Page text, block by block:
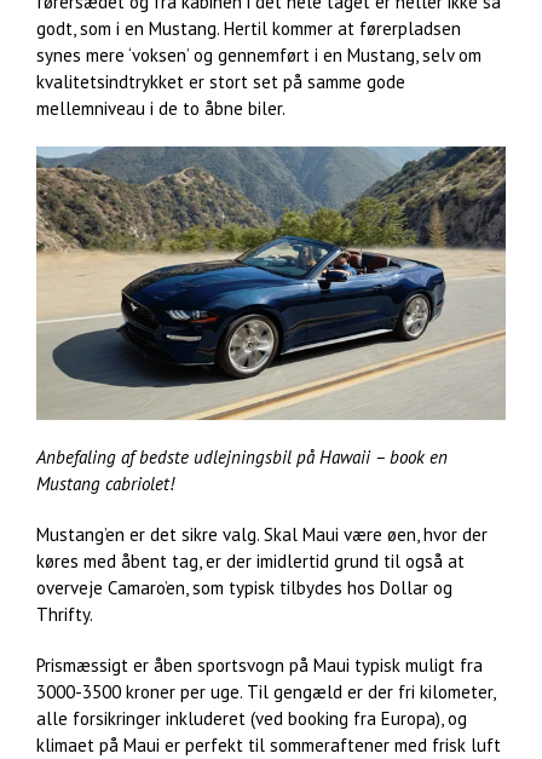
godt, som i en Mustang. Hertil kommer at førerpladsen
synes mere ‘voksen’ og gennemført i en Mustang, selv om
kvalitetsindtrykket er stort set på samme gode
mellemniveau i de to åbne biler.
Anbefaling af bedste udlejningsbil på Hawaii – book en
Mustang cabriolet!
Mustang’en er det sikre valg. Skal Maui være øen, hvor der
køres med åbent tag, er der imidlertid grund til også at
overveje Camaro’en, som typisk tilbydes hos Dollar og
Thrifty.
Prismæssigt er åben sportsvogn på Maui typisk muligt fra
3000-3500 kroner per uge. Til gengæld er der fri kilometer,
alle forsikringer inkluderet (ved booking fra Europa), og
klimaet på Maui er perfekt til sommeraftener med frisk luft